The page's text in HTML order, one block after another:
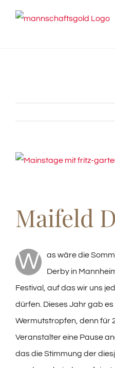
View
Maifeld
W
as wäre die
Derby in
Festival, auf das wir uns
dürfen. Dieses Jahr gab
Wermutstropfen, denn für
Veranstalter eine Pause
das die Stimmung der